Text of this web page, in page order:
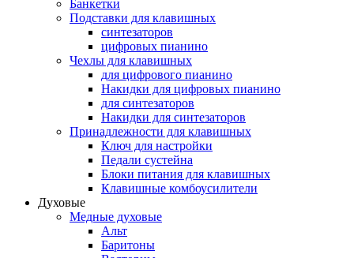
Банкетки
Подставки для клавишных
синтезаторов
цифровых пианино
Чехлы для клавишных
для цифрового пианино
Накидки для цифровых пианино
для синтезаторов
Накидки для синтезаторов
Принадлежности для клавишных
Ключ для настройки
Педали сустейна
Блоки питания для клавишных
Клавишные комбоусилители
Духовые
Медные духовые
Альт
Баритоны